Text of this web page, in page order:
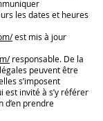
les dates et heures
est mis à jour
responsable. De la
peuvent être
s’imposent
est invité à s’y référer
d’en prendre